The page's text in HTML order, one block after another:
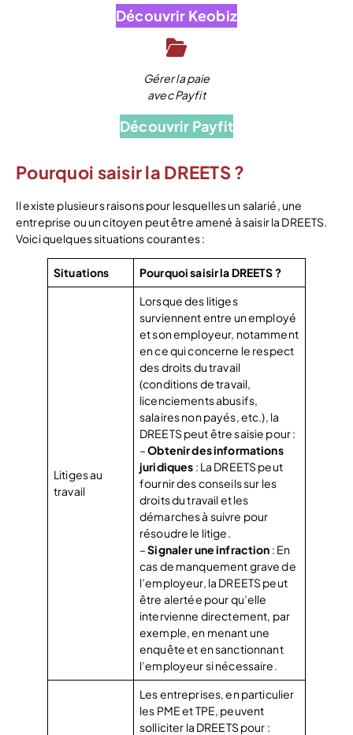
Découvrir Keobiz
Gérer la paie
avec Payfit
Découvrir Payfit
Pourquoi saisir la DREETS ?
Il existe plusieurs raisons pour lesquelles un salarié, une
entreprise ou un citoyen peut être amené à saisir la DREETS.
Voici quelques situations courantes :
Situations Pourquoi saisir la DREETS ?
Litiges au
travail
Lorsque des litiges
surviennent entre un employé
et son employeur, notamment
en ce qui concerne le respect
des droits du travail
(conditions de travail,
licenciements abusifs,
salaires non payés, etc.), la
DREETS peut être saisie pour :
–Obtenir des informations
juridiques : La DREETS peut
fournir des conseils sur les
droits du travail et les
démarches à suivre pour
résoudre le litige.
–Signaler une infraction : En
cas de manquement grave de
l’employeur, la DREETS peut
être alertée pour qu’elle
intervienne directement, par
exemple, en menant une
enquête et en sanctionnant
l’employeur si nécessaire.
Les entreprises, en particulier
les PME et TPE, peuvent
solliciter la DREETS pour :